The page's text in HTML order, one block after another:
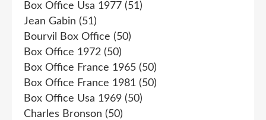
Box Office Usa 1977 (51)
Jean Gabin (51)
Bourvil Box Office (50)
Box Office 1972 (50)
Box Office France 1965 (50)
Box Office France 1981 (50)
Box Office Usa 1969 (50)
Charles Bronson (50)